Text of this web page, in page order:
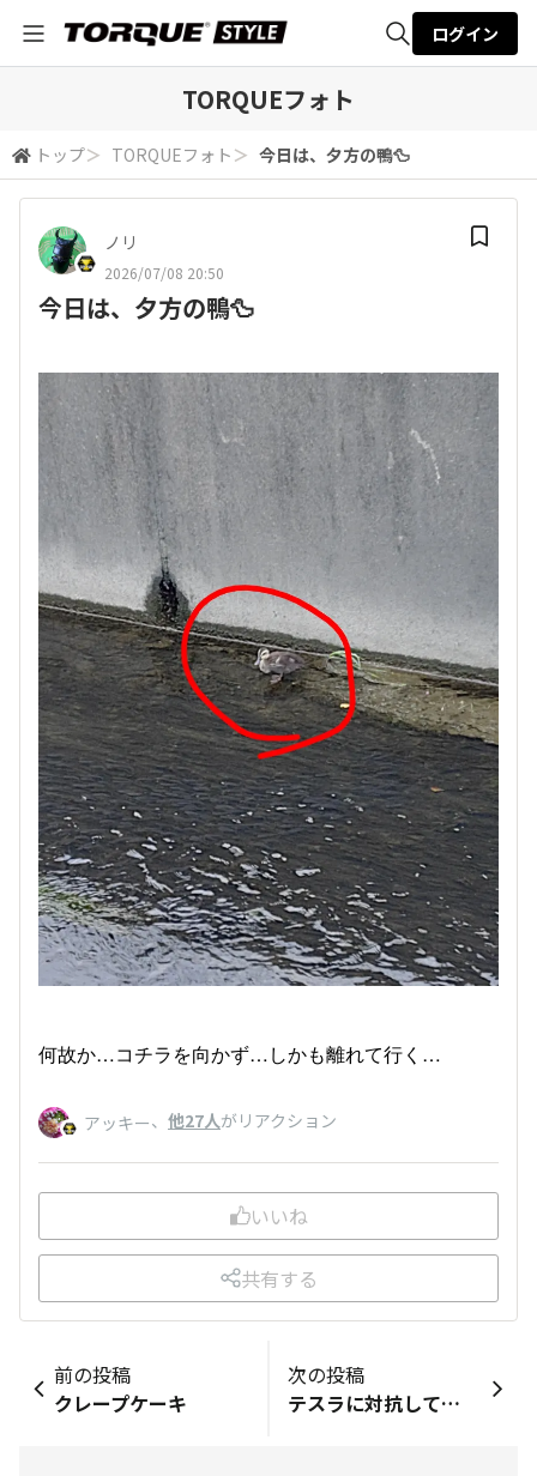
検索
ログイン
TORQUEフォト
トップ＞ TORQUEフォト ＞ 今日は、夕方の鴨🦆
ノリ
2026/07/08 20:50
今日は、夕方の鴨🦆
何故か…コチラを向かず…しかも離れて行く…
アッキー、 他27人がリアクション
いいね
共有する
前の投稿
クレープケーキ
次の投稿
テスラに対抗して…